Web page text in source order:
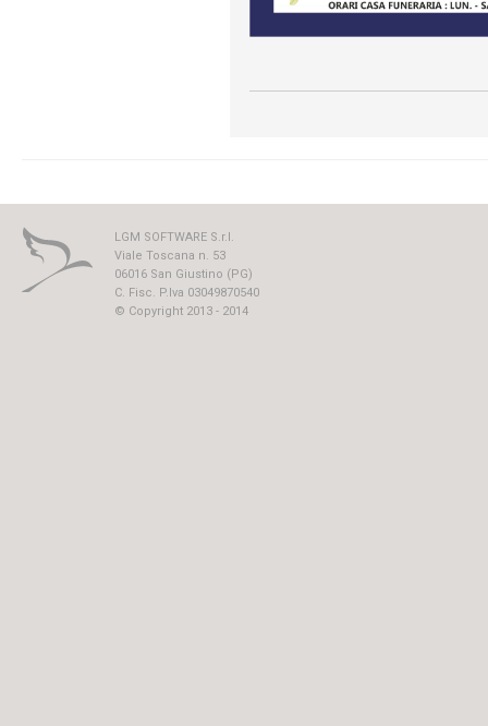
LGM SOFTWARE S.r.l.
Viale Toscana n. 53
06016 San Giustino (PG)
C. Fisc. P.Iva 03049870540
© Copyright 2013 - 2014